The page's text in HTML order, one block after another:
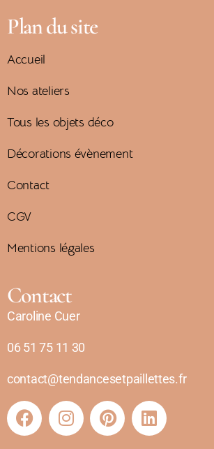
Plan du site
Accueil
Nos ateliers
Tous les objets déco
Décorations évènement
Contact
CGV
Mentions légales
Contact
Caroline Cuer
06 51 75 11 30
contact@tendancesetpaillettes.fr